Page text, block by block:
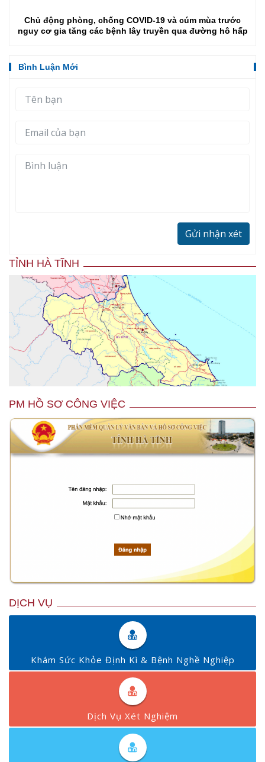
Chủ động phòng, chống COVID-19 và cúm mùa trước
nguy cơ gia tăng các bệnh lây truyền qua đường hô hấp
Bình Luận Mới
Gửi nhận xét
TỈNH HÀ TĨNH
PM HỒ SƠ CÔNG VIỆC
DỊCH VỤ
Khám Sức Khỏe Định Kì & Bệnh Nghề Nghiệp
Dịch Vụ Xét Nghiệm